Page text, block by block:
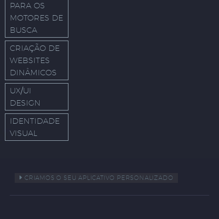
PARA OS
MOTORES DE
BUSCA
CRIAÇÃO DE
WEBSITES
DINÂMICOS
UX/UI
DESIGN
IDENTIDADE
VISUAL
CRIAMOS O SEU APLICATIVO PERSONALIZADO